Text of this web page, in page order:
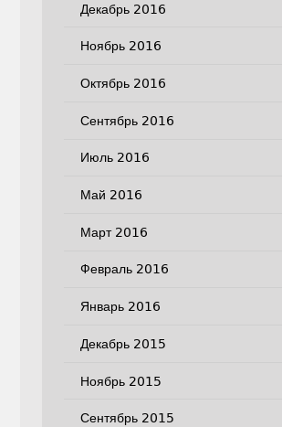
Декабрь 2016
Ноябрь 2016
Октябрь 2016
Сентябрь 2016
Июль 2016
Май 2016
Март 2016
Февраль 2016
Январь 2016
Декабрь 2015
Ноябрь 2015
Сентябрь 2015